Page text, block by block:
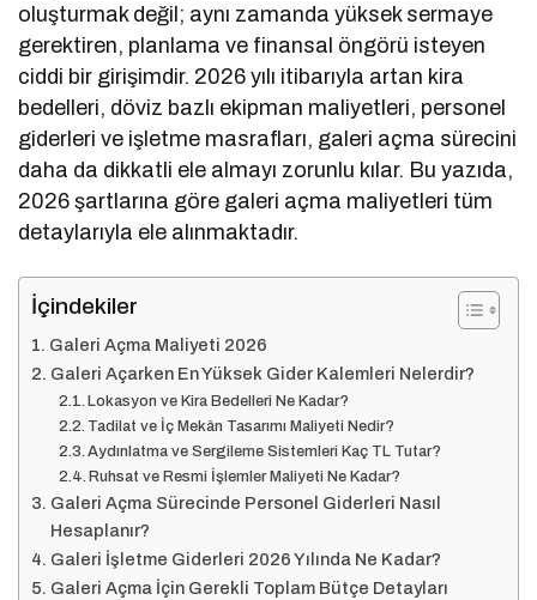
oluşturmak değil; aynı zamanda yüksek sermaye
gerektiren, planlama ve finansal öngörü isteyen
ciddi bir girişimdir. 2026 yılı itibarıyla artan kira
bedelleri, döviz bazlı ekipman maliyetleri, personel
giderleri ve işletme masrafları, galeri açma sürecini
daha da dikkatli ele almayı zorunlu kılar. Bu yazıda,
2026 şartlarına göre galeri açma maliyetleri tüm
detaylarıyla ele alınmaktadır.
İçindekiler
Galeri Açma Maliyeti 2026
Galeri Açarken En Yüksek Gider Kalemleri Nelerdir?
Lokasyon ve Kira Bedelleri Ne Kadar?
Tadilat ve İç Mekân Tasarımı Maliyeti Nedir?
Aydınlatma ve Sergileme Sistemleri Kaç TL Tutar?
Ruhsat ve Resmi İşlemler Maliyeti Ne Kadar?
Galeri Açma Sürecinde Personel Giderleri Nasıl
Hesaplanır?
Galeri İşletme Giderleri 2026 Yılında Ne Kadar?
Galeri Açma İçin Gerekli Toplam Bütçe Detayları